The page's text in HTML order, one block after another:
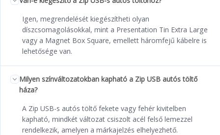
Igen, megrendelését kiegészítheti olyan
díszcsomagolásokkal, mint a Presentation Tin Extra Large
vagy a Magnet Box Square, emellett háromfejű kábelre is
lehetősége van.
Milyen színváltozatokban kapható a Zip USB autós töltő
háza?
A Zip USB-s autós töltő fekete vagy fehér kivitelben
kapható, mindkét változat csiszolt acél felső lemezzel
rendelkezik, amelyen a márkajelzés elhelyezhető.